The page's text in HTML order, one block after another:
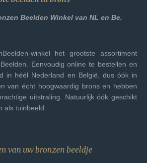
Beelden Winkel van NL en Be.
winkel het grootste assortiment
Eenvoudig online te bestellen en
in héél Nederland en België, dus óók in
van écht hoogwaardig brons en hebben
uitstraling. Natuurlijk óók geschikt
als tuinbeeld.
van uw bronzen beeldje